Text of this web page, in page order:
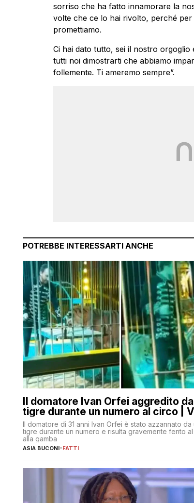
sorriso che ha fatto innamorare la
volte che ce lo hai rivolto, perché
promettiamo.
Ci hai dato tutto, sei il nostro
tutti noi dimostrarti che abbiamo
follemente. Ti ameremo sempre”.
POTREBBE INTERESSARTI ANCHE
Il domatore Ivan Orfei aggredito
tigre durante un numero al circo |
Il domatore di 31 anni Ivan Orfei è stato azzannato da
tigre durante un numero e risulta gravemente ferito
alla gamba
ASIA BUCONI-FATTI